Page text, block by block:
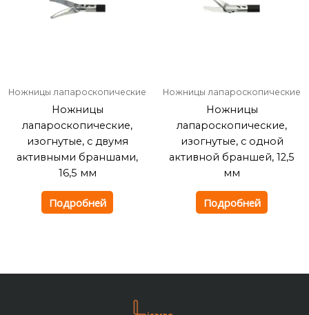
Ножницы лапароскопические
Ножницы
лапароскопические,
изогнутые, с двумя
активными браншами,
16,5 мм
Подробней
Ножницы лапароскопические
Ножницы
лапароскопические,
изогнутые, с одной
активной браншей, 12,5
мм
Подробней